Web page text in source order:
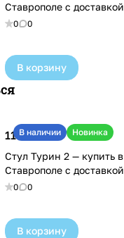
Ставрополе с доставкой
0 0
В корзину
В наличии Новинка
11 100 ₽
Стул Турин 2 — купить в
Ставрополе с доставкой
0 0
В корзину